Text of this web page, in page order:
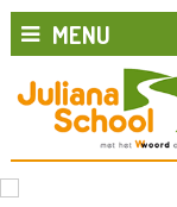
MENU